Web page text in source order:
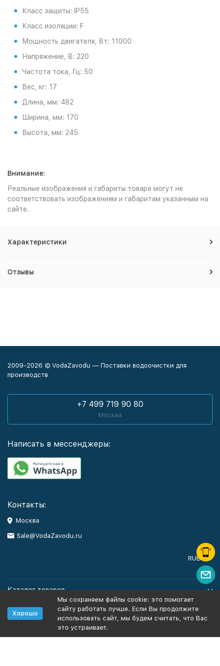
Класс защиты: IP55
Класс изоляции: F
Мощность двигателя, Вт: 11000
Напряжение, В: 220
Частота тока, Гц: 50
Вес, кг: 17
Длина, мм: 482
Ширина, мм: 170
Высота, мм: 245
Внимание:
Реальные изображения и габариты товара могут не
соответствовать изображениям и габаритам указанным на
сайте.
Характеристики
Отзывы
2009-2026 © VodaZavodu — Поставки водоочистки для
производств
+7 499 719 90 80
Москва
Написать в мессенджеры:
Контакты:
Москва
Sale@VodaZavodu.ru
RUB
Каталог товаров
Помощь
Хорошо
Мы сохраняем файлы cookie: это помогает
сайту работать лучше. Если Вы продолжите
использовать сайт, мы будем считать, что Вас
это устраивает.